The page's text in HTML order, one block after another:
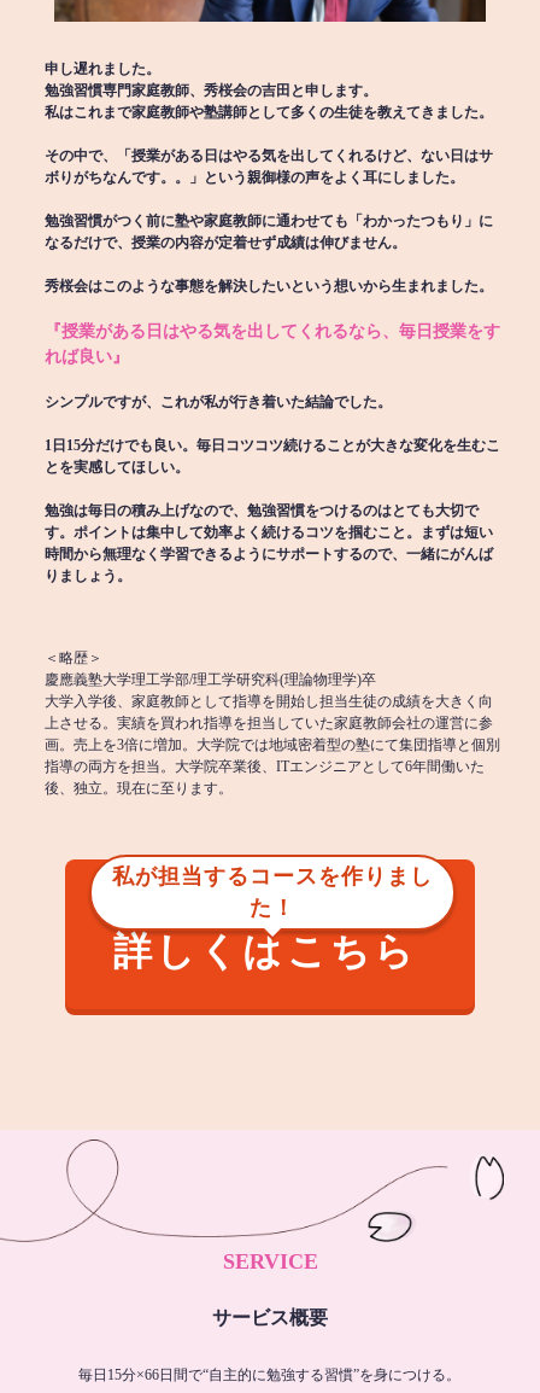
申し遅れました。
勉強習慣専門家庭教師、秀桜会の吉田と申します。
私はこれまで家庭教師や塾講師として多くの生徒を教えてきました。
その中で、「授業がある日はやる気を出してくれるけど、ない日はサ
ボりがちなんです。。」という親御様の声をよく耳にしました。
勉強習慣がつく前に塾や家庭教師に通わせても「わかったつもり」に
なるだけで、授業の内容が定着せず成績は伸びません。
秀桜会はこのような事態を解決したいという想いから生まれました。
『授業がある日はやる気を出してくれるなら、毎日授業をす
れば良い』
シンプルですが、これが私が行き着いた結論でした。
1日15分だけでも良い。毎日コツコツ続けることが大きな変化を生むこ
とを実感してほしい。
勉強は毎日の積み上げなので、勉強習慣をつけるのはとても大切で
す。ポイントは集中して効率よく続けるコツを掴むこと。まずは短い
時間から無理なく学習できるようにサポートするので、一緒にがんば
りましょう。
＜略歴＞
慶應義塾大学理工学部/理工学研究科(理論物理学)卒
大学入学後、家庭教師として指導を開始し担当生徒の成績を大きく向
上させる。実績を買われ指導を担当していた家庭教師会社の運営に参
画。売上を3倍に増加。大学院では地域密着型の塾にて集団指導と個別
指導の両方を担当。大学院卒業後、ITエンジニアとして6年間働いた
後、独立。現在に至ります。
私が担当するコースを作りまし
た！
詳しくはこちら
SERVICE
サービス概要
毎日15分×66日間で“自主的に勉強する習慣”を身につける。